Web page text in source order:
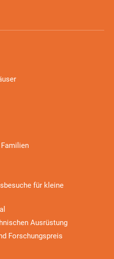
für kleine
Ausrüstung
Forschungspreis